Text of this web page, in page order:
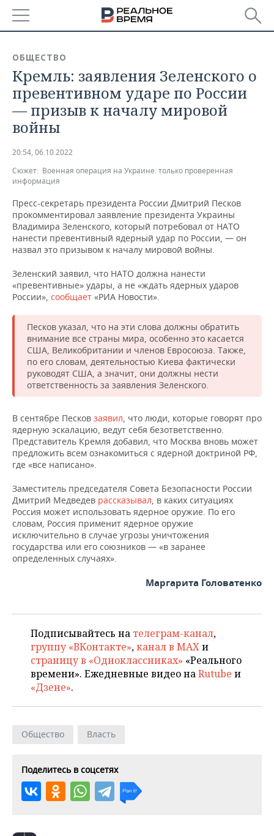
БАШКОРТОСТАН
ТАТАРСТАН
УДМУРТИЯ
НОВОСТИ
АНАЛИТИКА
НОВОСТИ АНАЛИТИКИ
ДЕКЛАРАЦИИ О ДОХОДАХ
КОРОЛИ ГОСЗАКАЗА ПФО
ВУЗЫ ТАТАРСТАНА
КОМУ ПРИНАДЛЕЖАТ
ТОРГОВЫЕ ЦЕНТРЫ
ЭКОНОМИКА
НОВОСТИ ЭКОНОМИКИ
ФИНАНСЫ
БАНКИ
БЮДЖЕТ
ИНВЕСТИЦИИ
ПРОМЫШЛЕННОСТЬ
НОВОСТИ
АГРОПРОМ
МАШИНОСТРОЕНИЕ
НЕФТЕХИМИЯ
ОПК
ЭНЕРГЕТИКА
НЕДВИЖИМОСТЬ
НОВОСТИ НЕДВИЖИМОСТИ
АВТО
НОВОСТИ АВТО
БИЗНЕС
НОВОСТИ БИЗНЕСА
РОЗНИЧНАЯ ТОРГОВЛЯ
ТРАНСПОРТ
УСЛУГИ
ТЕХНОЛОГИИ
НОВОСТИ ТЕХНОЛОГИЙ
МЕДИА
ТЕЛЕКОММУНИКАЦИИ
МЕРОПРИЯТИЯ
НОВОСТИ МЕРОПРИЯТИЙ
ВЫЕЗДНАЯ РЕДАКЦИЯ
БИЗНЕС-БРАНЧИ
ОТКРЫТАЯ ЛЕКЦИЯ
СПОРТ
НОВОСТИ СПОРТА
ФУТБОЛ
БАСКЕТБОЛ
ВОЛЕЙБОЛ
КИБЕРСПОРТ
ФИГУРНОЕ КАТАНИЕ
ВОДНЫЕ ВИДЫ СПОРТА
ОБЩЕСТВО
НОВОСТИ ОБЩЕСТВА
ИНФРАСТРУКТУРА
ИСТОРИЯ
КУЛЬТУРА
МЕДИЦИНА
ОБРАЗОВАНИЕ
ФОТОГАЛЕРЕЯ
СПРАВОЧНИК
СПИСОК ПЕРСОН
СПИСОК КОМПАНИЙ
ПОЛНАЯ ВЕРСИЯ
ОБЩЕСТВО
Кремль: заявления Зеленского о
превентивном ударе по России
— призыв к началу мировой
войны
20:54, 06.10.2022
Сюжет: Военная операция на Украине: только проверенная
информация
Пресс-секретарь президента России Дмитрий Песков
прокомментировал заявление президента Украины
Владимира Зеленского, который потребовал от НАТО
нанести превентивный ядерный удар по России, — он
назвал это призывом к началу мировой войны.
Зеленский заявил, что НАТО должна нанести
«превентивные» удары, а не «ждать ядерных ударов
России», сообщает «РИА Новости».
Песков указал, что на эти слова должны обратить
внимание все страны мира, особенно это касается
США, Великобритании и членов Евросоюза. Также,
по его словам, деятельностью Киева фактически
руководят США, а значит, они должны нести
ответственность за заявления Зеленского.
В сентябре Песков заявил, что люди, которые говорят про
ядерную эскалацию, ведут себя безответственно.
Представитель Кремля добавил, что Москва вновь может
предложить всем ознакомиться с ядерной доктриной РФ,
где «все написано».
Заместитель председателя Совета Безопасности России
Дмитрий Медведев рассказывал, в каких ситуациях
Россия может использовать ядерное оружие. По его
словам, Россия применит ядерное оружие
исключительно в случае угрозы уничтожения
государства или его союзников — «в заранее
определенных случаях».
Маргарита Головатенко
Подписывайтесь на телеграм-канал,
группу «ВКонтакте»,канал в MAXи
страницу в «Одноклассниках» «Реального
времени». Ежедневные видео наRutube и
«Дзене».
Общество Власть
Поделитесь в соцсетях